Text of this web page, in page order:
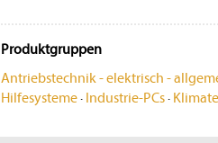
Produktgruppen
Antriebstechnik - elektrisch -
Hilfesysteme· Industrie-PCs·